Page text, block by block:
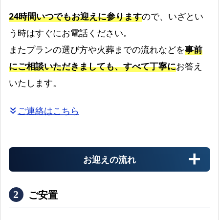
島
区
の
火
え
24時間いつでもお迎えに参りますので、いざとい
う時はすぐにお電話ください。
またプランの選び方や火葬までの流れなどを事前
にご相談いただきましても、すべて丁寧にお答え
いたします。
keyboard_double_arrow_downご連絡はこちら
お迎えの流れ
ご安置